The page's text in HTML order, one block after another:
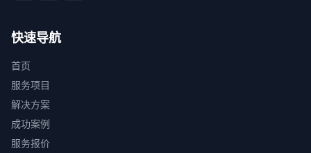
快速导航
首页
服务项目
解决方案
成功案例
服务报价